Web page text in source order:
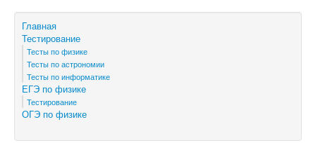
Главная
Тестирование
Тесты по физике
Тесты по астрономии
Тесты по информатике
ЕГЭ по физике
Тестирование
ОГЭ по физике